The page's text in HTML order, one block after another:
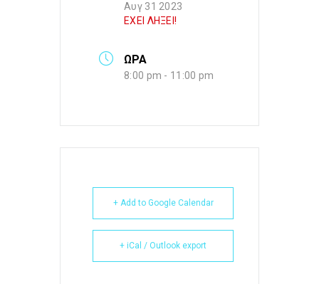
Αυγ 31 2023
ΕΧΕΙ ΛΗΞΕΙ!
ΩΡΑ
8:00 pm - 11:00 pm
+ Add to Google Calendar
+ iCal / Outlook export